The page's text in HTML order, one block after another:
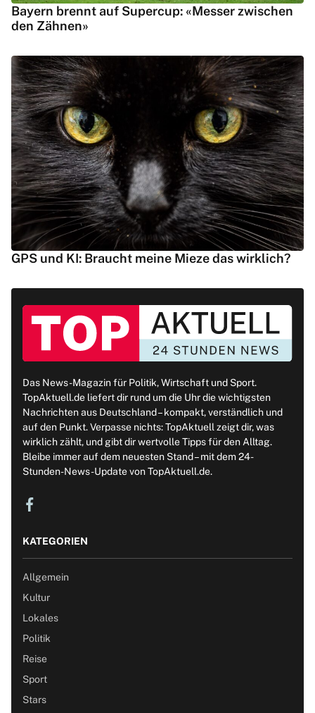
Bayern brennt auf Supercup: «Messer zwischen
den Zähnen»
GPS und KI: Braucht meine Mieze das wirklich?
Das News-Magazin für Politik, Wirtschaft und Sport.
TopAktuell.de liefert dir rund um die Uhr die wichtigsten
Nachrichten aus Deutschland – kompakt, verständlich und
auf den Punkt. Verpasse nichts: TopAktuell zeigt dir, was
wirklich zählt, und gibt dir wertvolle Tipps für den Alltag.
Bleibe immer auf dem neuesten Stand – mit dem 24-
Stunden-News-Update von TopAktuell.de.
KATEGORIEN
Allgemein
Kultur
Lokales
Politik
Reise
Sport
Stars